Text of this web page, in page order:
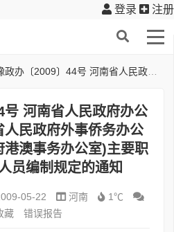
登录 注册
2009〕44号 河南省人民政府办公厅关于印发河南省人民政府外事侨务办公室(河南省人民政府港澳事务办公室)主要职责内设机构和人员编制规定的通知
号 河南省人民政府办公
人民政府外事侨务办公
澳事务办公室)主要职
员编制规定的通知
05-22 河南
1℃
藏
错误报告